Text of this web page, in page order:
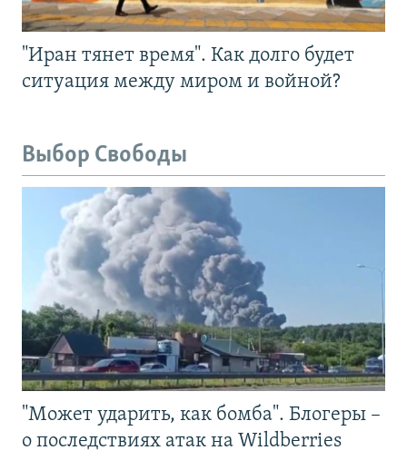
"Иран тянет время". Как долго будет
ситуация между миром и войной?
Выбор Свободы
"Может ударить, как бомба". Блогеры –
о последствиях атак на Wildberries